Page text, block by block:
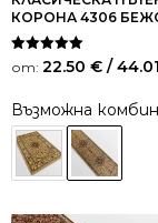
КОРОНА 4306
Оценено на
5.00
от: 22.50 € /
Възможна